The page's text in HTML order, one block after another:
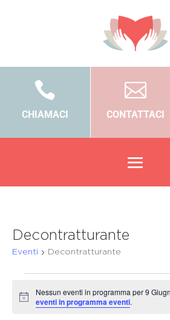

CHIAMACI

CONTATTACI
Decontratturante
Eventi Decontratturante
for
Notice
Nessun eventi in programma per 9
eventi in programma eventi.